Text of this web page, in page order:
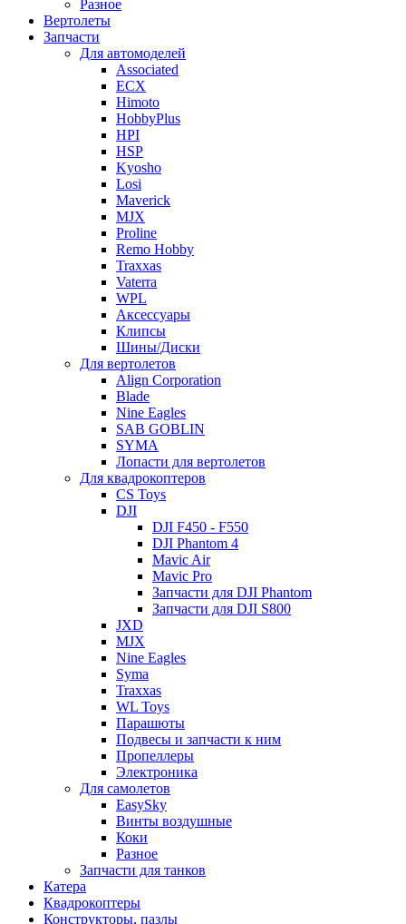
Разное
Вертолеты
Запчасти
Для автомоделей
Associated
ECX
Himoto
HobbyPlus
HPI
HSP
Kyosho
Losi
Maverick
MJX
Proline
Remo Hobby
Traxxas
Vaterra
WPL
Аксессуары
Клипсы
Шины/Диски
Для вертолетов
Align Corporation
Blade
Nine Eagles
SAB GOBLIN
SYMA
Лопасти для вертолетов
Для квадрокоптеров
CS Toys
DJI
DJI F450 - F550
DJI Phantom 4
Mavic Air
Mavic Pro
Запчасти для DJI Phantom
Запчасти для DJI S800
JXD
MJX
Nine Eagles
Syma
Traxxas
WL Toys
Парашюты
Подвесы и запчасти к ним
Пропеллеры
Электроника
Для самолетов
EasySky
Винты воздушные
Коки
Разное
Запчасти для танков
Катера
Квадрокоптеры
Конструкторы, пазлы